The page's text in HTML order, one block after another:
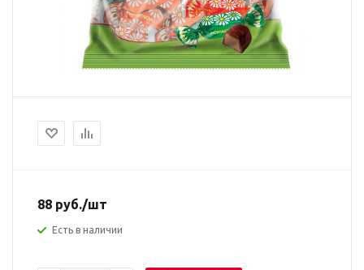
88 руб./шт
Есть в наличии